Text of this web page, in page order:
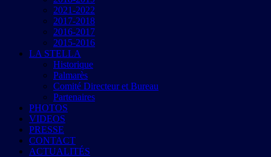
2021-2022
2017-2018
2016-2017
2015-2016
LA STELLA
Historique
Palmarès
Comité Directeur et Bureau
Partenaires
PHOTOS
VIDEOS
PRESSE
CONTACT
ACTUALITÉS